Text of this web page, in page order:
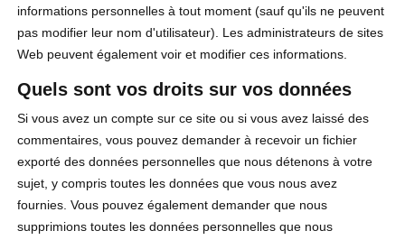
informations personnelles à tout moment (sauf qu'ils ne peuvent
pas modifier leur nom d'utilisateur). Les administrateurs de sites
Web peuvent également voir et modifier ces informations.
Quels sont vos droits sur vos données
Si vous avez un compte sur ce site ou si vous avez laissé des
commentaires, vous pouvez demander à recevoir un fichier
exporté des données personnelles que nous détenons à votre
sujet, y compris toutes les données que vous nous avez
fournies. Vous pouvez également demander que nous
supprimions toutes les données personnelles que nous